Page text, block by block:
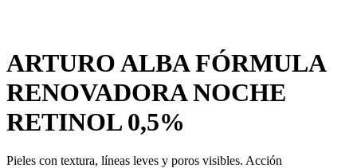
ARTURO ALBA FÓRMULA
RENOVADORA NOCHE
RETINOL 0,5%
Pieles con textura, líneas leves y poros visibles. Acción